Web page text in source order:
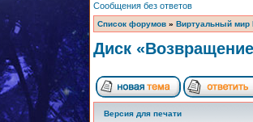
Сообщения без ответов
Список форумов » Виртуальный мир
Диск
Версия для печати